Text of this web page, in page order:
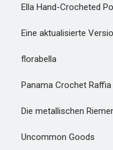
Ella Hand-Crocheted
Eine aktualisierte
florabella
Panama Crochet Raffia
Die metallischen
Uncommon Goods